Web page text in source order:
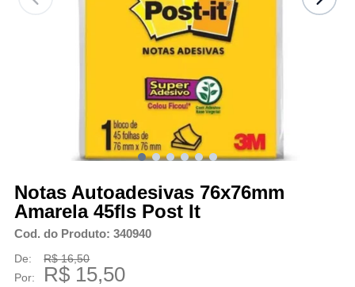
Notas Autoadesivas 76x76mm
Amarela 45fls Post It
Cod. do Produto: 340940
De:
R$ 16,50
Por:
R$ 15,50